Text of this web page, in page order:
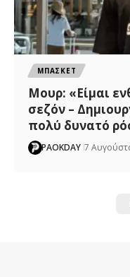
ΜΠΑΣΚΕΤ
Μουρ: «Είμαι
σεζόν –
πολύ δυνατό
PAOKDAY 7